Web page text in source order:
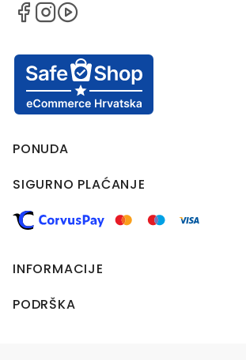
PONUDA
SIGURNO PLAĆANJE
INFORMACIJE
PODRŠKA